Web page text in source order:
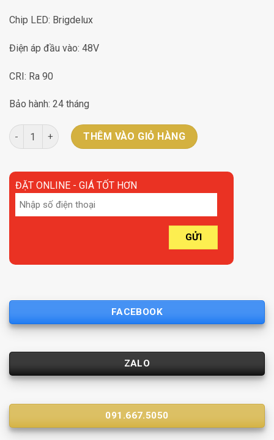
Chip LED: Brigdelux
Điện áp đầu vào: 48V
CRI: Ra 90
Bảo hành: 24 tháng
Đèn tiêu điểm gấp ray nam châm âm trần 12W – 3000K 4000K
THÊM VÀO GIỎ HÀNG
ĐẶT ONLINE - GIÁ TỐT HƠN
FACEBOOK
ZALO
091.667.5050